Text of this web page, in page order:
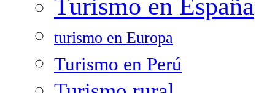
Turismo en España
turismo en Europa
Turismo en Perú